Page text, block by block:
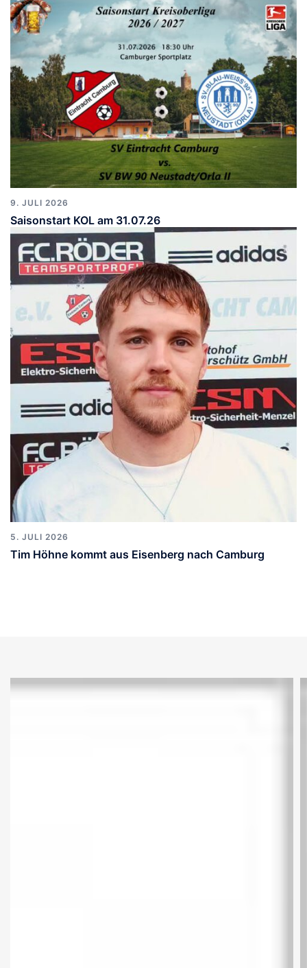
9. JULI 2026
Saisonstart KOL am 31.07.26
5. JULI 2026
Tim Höhne kommt aus Eisenberg nach Camburg